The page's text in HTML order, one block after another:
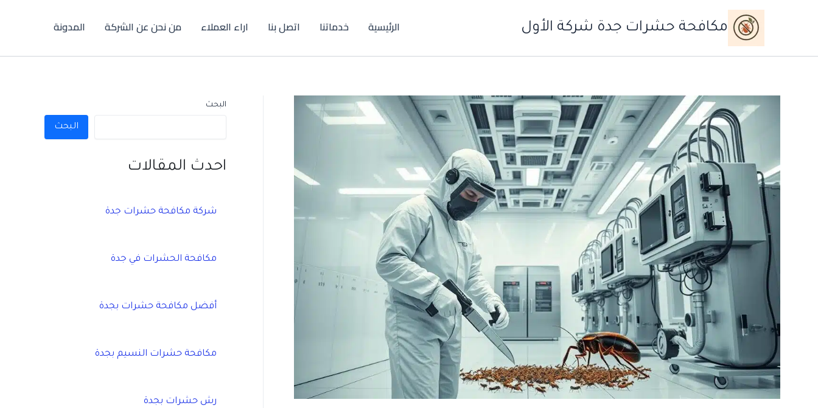
مكافحة حشرات جدة شركة الأول الرئيسية خدماتنا اتصل بنا اراء العملاء من نحن عن الشركة المدونة
البحث
البحث
احدث المقالات
شركة مكافحة حشرات جدة
مكافحة الحشرات في جدة
أفضل مكافحة حشرات بجدة
مكافحة حشرات النسيم بجدة
رش حشرات بجدة